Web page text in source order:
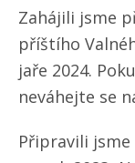
Zahájili jsme
příštího
jaře 2024.
neváhejte se
Připravili